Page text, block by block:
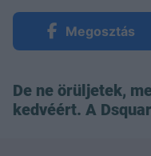
Megosztás
De ne örüljetek,
kedvéért. A